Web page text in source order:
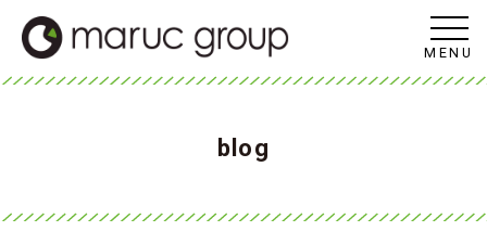
MENU
blog